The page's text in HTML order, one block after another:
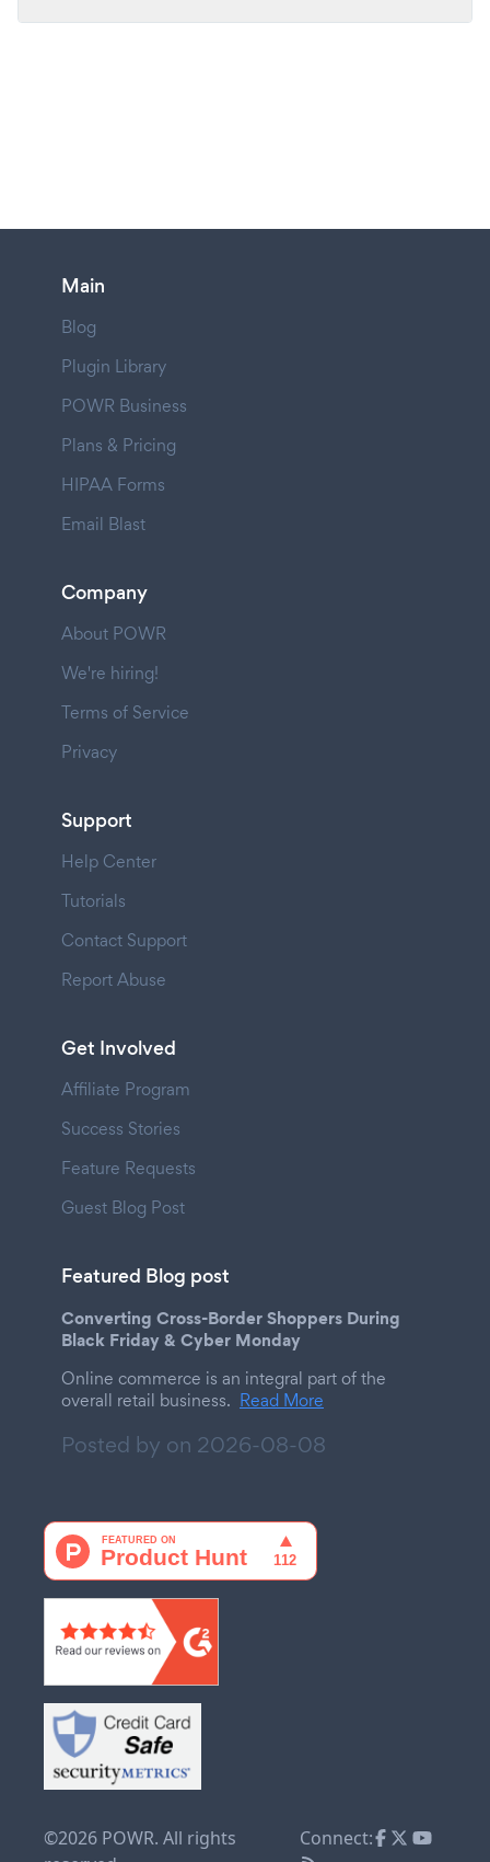
Main
Blog
Plugin Library
POWR Business
Plans & Pricing
HIPAA Forms
Email Blast
Company
About POWR
We're hiring!
Terms of Service
Privacy
Support
Help Center
Tutorials
Contact Support
Report Abuse
Get Involved
Affiliate Program
Success Stories
Feature Requests
Guest Blog Post
Featured Blog post
Converting Cross-Border Shoppers During
Black Friday & Cyber Monday
Online commerce is an integral part of the
overall retail business. Read More
Posted by on 2026-08-08
©2026 POWR. All rights
Connect: